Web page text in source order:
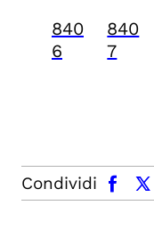
840
6
840
7
Condividi
facebook x.com